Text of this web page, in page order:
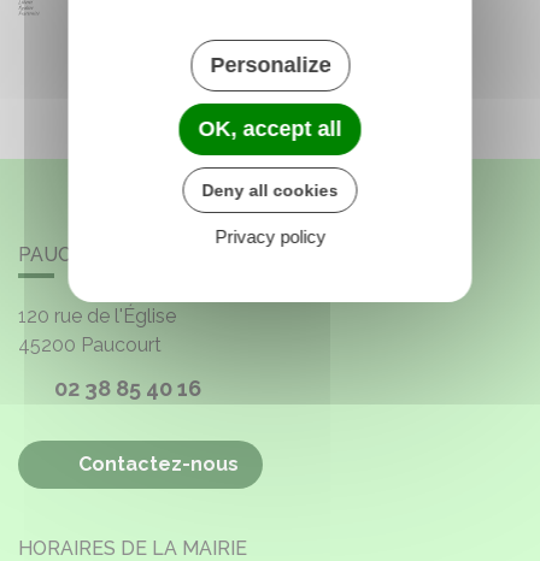
PAUCOURT
120 rue de l'Église
45200 Paucourt
02 38 85 40 16
Contactez-nous
HORAIRES DE LA MAIRIE
Personalize
OK, accept all
Deny all cookies
Privacy policy